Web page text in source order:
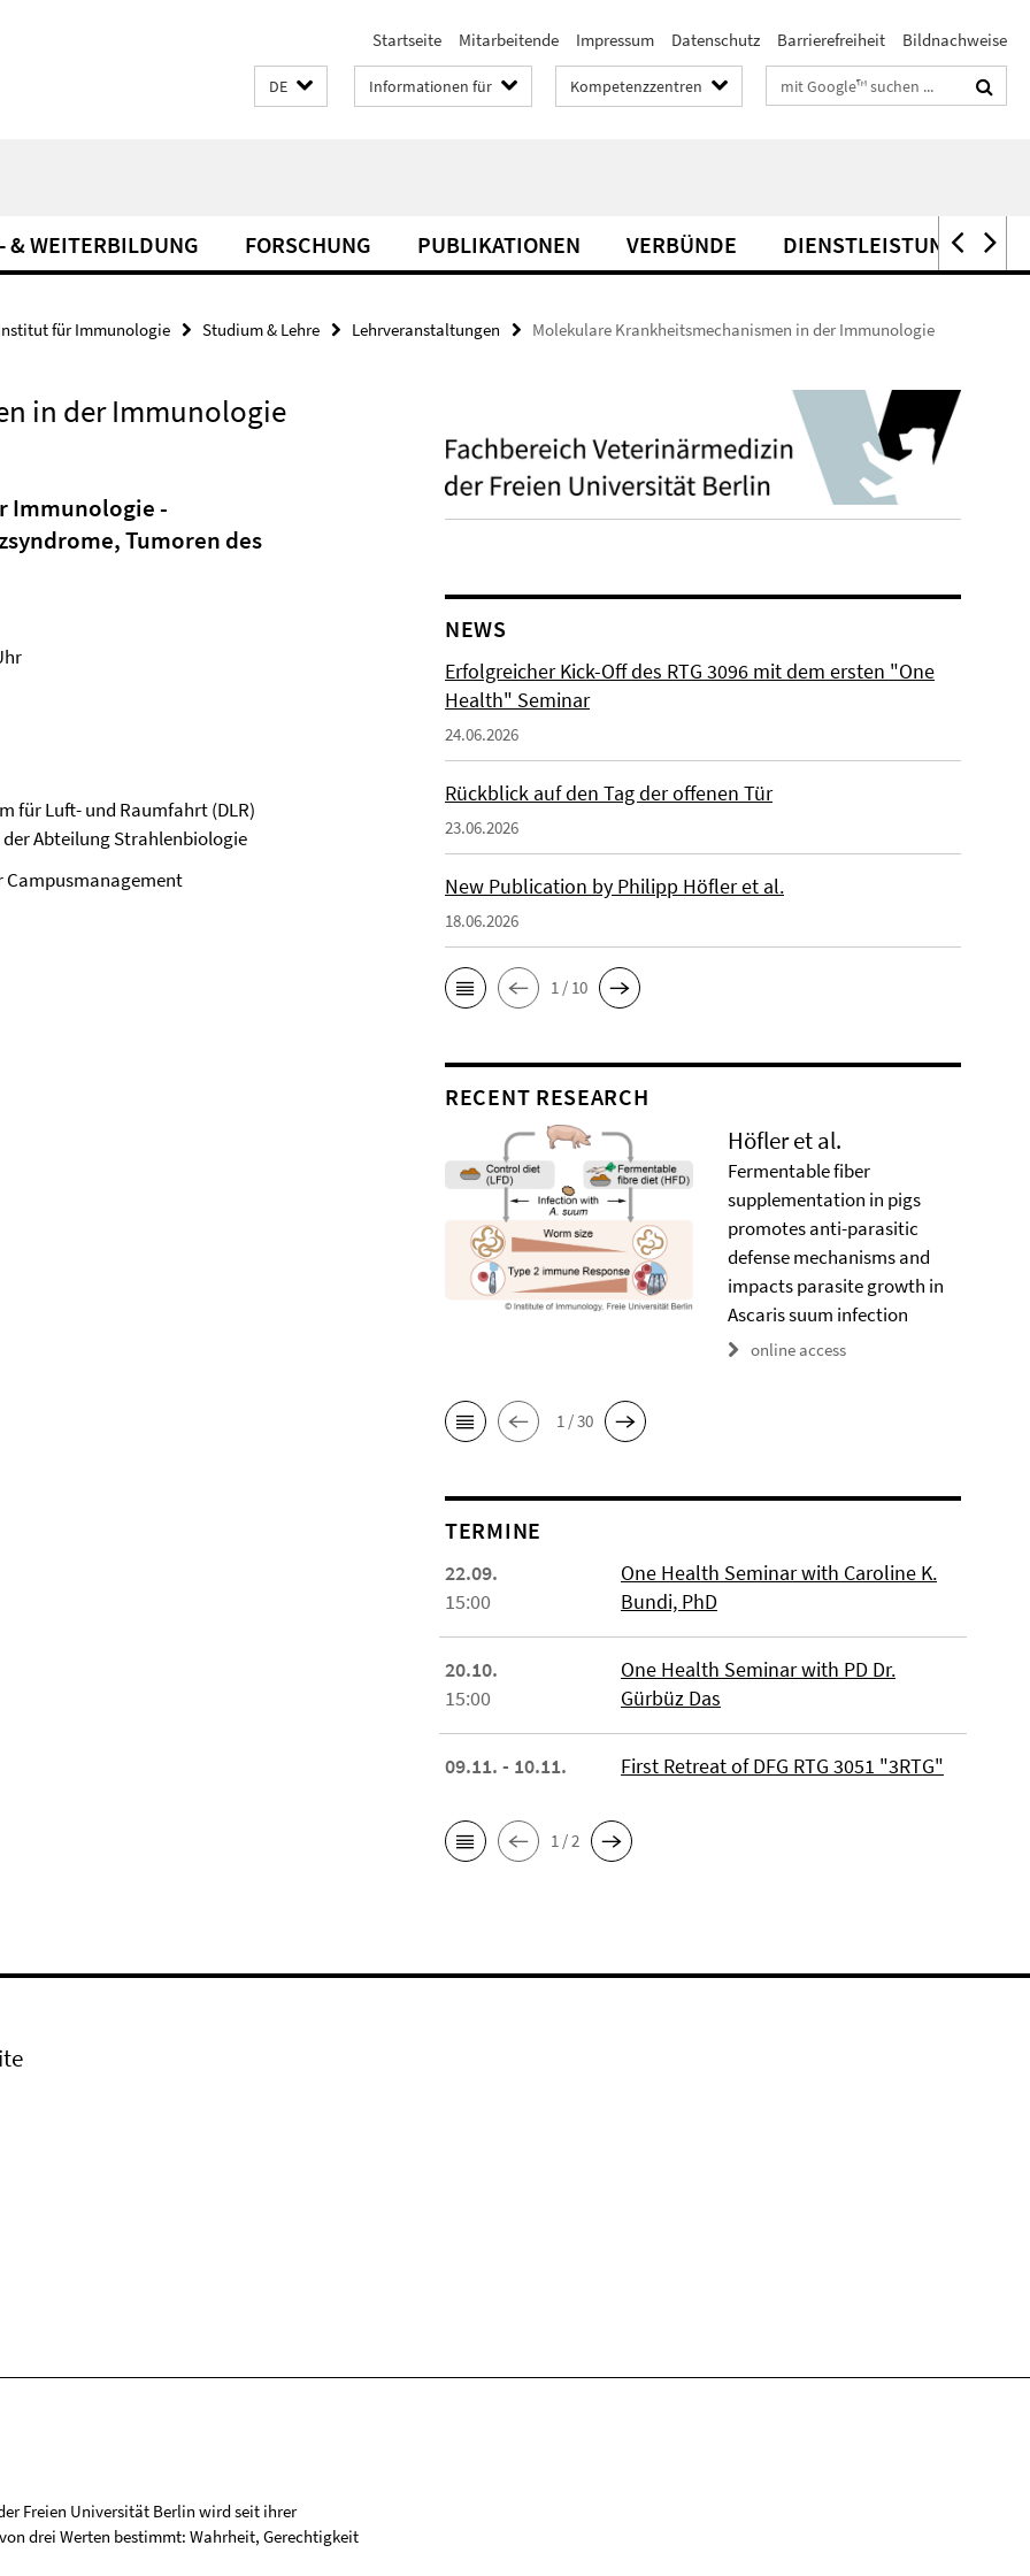
Startseite Mitarbeitende Impressum Datenschutz Barrierefreiheit Bildnachweise
DE Informationen für Kompetenzzentren Suchbegriffe
& WEITERBILDUNG FORSCHUNG PUBLIKATIONEN VERBÜNDE DIENSTLEISTUNG
für Immunologie Studium & Lehre Lehrveranstaltungen Molekulare Krankheitsmechanismen in der Immunologie
in der Immunologie
Immunologie -
Tumoren des
für Luft- und Raumfahrt (DLR)
Abteilung Strahlenbiologie
NEWS
Erfolgreicher Kick-Off des RTG 3096 mit dem ersten "One
Health" Seminar
24.06.2026
Rückblick auf den Tag der offenen Tür
23.06.2026
New Publication by Philipp Höfler et al.
18.06.2026
1 / 10
RECENT RESEARCH
Höfler et al.
Fermentable fiber
supplementation in pigs
promotes anti-parasitic
defense mechanisms and
impacts parasite growth in
Ascaris suum infection
online access
1 / 30
TERMINE
22.09.
15:00
One Health Seminar with Caroline K.
Bundi, PhD
20.10.
15:00
One Health Seminar with PD Dr.
Gürbüz Das
09.11. - 10.11. First Retreat of DFG RTG 3051 "3RTG"
1 / 2
Freien Universität Berlin wird seit ihrer
drei Werten bestimmt: Wahrheit, Gerechtigkeit